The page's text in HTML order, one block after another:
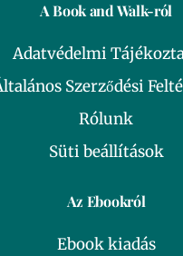
A Book and Walk-ról
Adatvédelmi
Szerződési
Rólunk
Süti beállítások
Az Ebookról
Ebook kiadás